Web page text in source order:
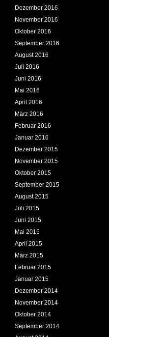
Dezember 2016
November 2016
Oktober 2016
September 2016
August 2016
Juli 2016
Juni 2016
Mai 2016
April 2016
März 2016
Februar 2016
Januar 2016
Dezember 2015
November 2015
Oktober 2015
September 2015
August 2015
Juli 2015
Juni 2015
Mai 2015
April 2015
März 2015
Februar 2015
Januar 2015
Dezember 2014
November 2014
Oktober 2014
September 2014